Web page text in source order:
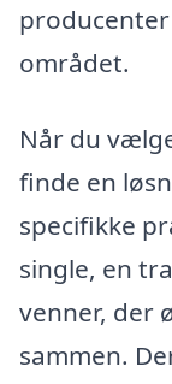
området.
Når du
finde en
specifikke
single, en
venner, der
sammen.